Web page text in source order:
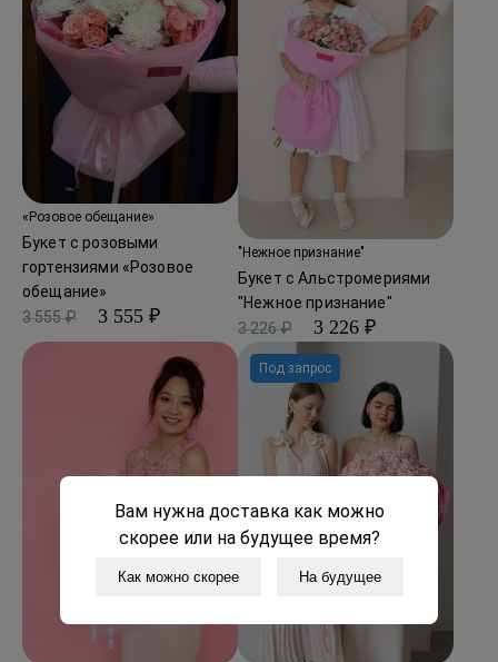
«Розовое обещание»
Букет с розовыми
гортензиями «Розовое
обещание»
3 555 ₽
3 555 ₽
"Нежное признание"
Букет с Альстромериями
"Нежное признание"
3 226 ₽
3 226 ₽
Под запрос
Вам нужна доставка как можно
скорее или на будущее время?
Как можно скорее На будущее